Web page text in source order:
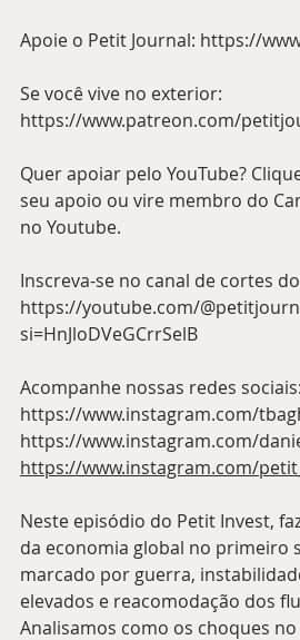
Apoie o Petit Journal: https://
Se você vive no exterior:
https://www.patreon.com/
Quer apoiar pelo YouTube?
seu apoio ou vire membro do
no Youtube.
Inscreva-se no canal de cortes
https://youtube.com/
si=HnJloDVeGCrrSelB
Acompanhe nossas redes sociais:
https://www.instagram.com/
https://www.instagram.com/
https://www.instagram.com/
Neste episódio do Petit Invest,
da economia global no primeiro
marcado por guerra,
elevados e reacomodação dos
Analisamos como os choques